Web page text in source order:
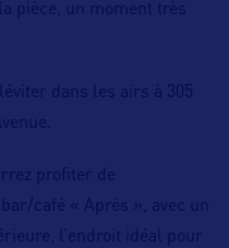
pièce, un moment très
dans les airs à 305
profiter de
café « Après », avec un
l’endroit idéal pour